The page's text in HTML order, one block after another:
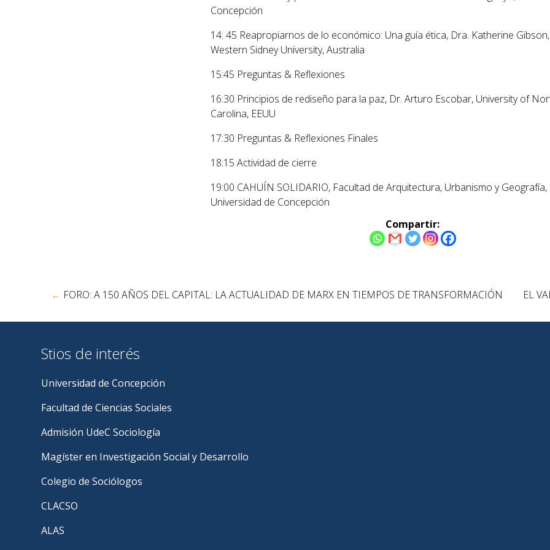
Concepción
14: 45 Reapropiarnos de lo económico: Una guía ética, Dra. Katherine Gibson,
Western Sidney University, Australia
15:45 Preguntas & Reflexiones
16:30 Principios de rediseño para la paz, Dr. Arturo Escobar, University of
Carolina, EEUU
17:30 Preguntas & Reflexiones Finales
18:15 Actividad de cierre
19:00 CAHUÍN SOLIDARIO, Facultad de Arquitectura, Urbanismo y Geografía,
Universidad de Concepción
Compartir:
← FORO: A 150 AÑOS DEL CAPITAL: LA ACTUALIDAD DE MARX EN TIEMPOS DE TRANSFORMACIÓN EL
Stios de interés
Universidad de Concepción
Facultad de Ciencias Sociales
Admisión UdeC Sociología
Magíster en Investigación Social y Desarrollo
Colegio de Sociólogos
CLACSO
ALAS